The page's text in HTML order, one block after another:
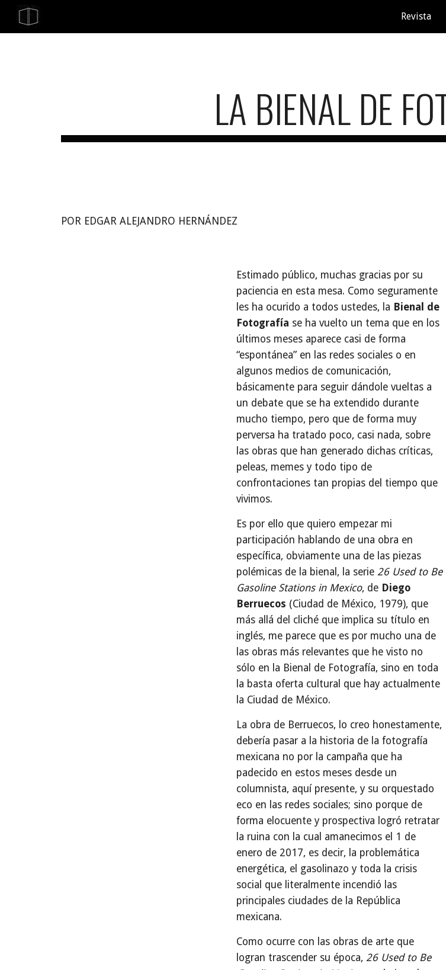
Revista
LA BIENAL DE
POR EDGAR ALEJANDRO HERNÁNDEZ
Estimado público, muchas gracias por su
paciencia en esta mesa. Como seguramente
les ha ocurido a todos ustedes, la Bienal de
Fotografía se ha vuelto un tema que en los
últimos meses aparece casi de forma
“espontánea” en las redes sociales o en
algunos medios de comunicación,
básicamente para seguir dándole vueltas a
un debate que se ha extendido durante
mucho tiempo, pero que de forma muy
perversa ha tratado poco, casi nada, sobre
las obras que han generado dichas críticas,
peleas, memes y todo tipo de
confrontaciones tan propias del tiempo que
vivimos.
Es por ello que quiero empezar mi
participación hablando de una obra en
específica, obviamente una de las piezas
polémicas de la bienal, la serie 26 Used to Be
Gasoline Stations in Mexico, de Diego
Berruecos (Ciudad de México, 1979), que
más allá del cliché que implica su título en
inglés, me parece que es por mucho una de
las obras más relevantes que he visto no
sólo en la Bienal de Fotografía, sino en toda
la basta oferta cultural que hay actualmente
la Ciudad de México.
La obra de Berruecos, lo creo honestamente,
debería pasar a la historia de la fotografía
mexicana no por la campaña que ha
padecido en estos meses desde un
columnista, aquí presente, y su orquestado
eco en las redes sociales; sino porque de
forma elocuente y prospectiva logró retratar
la ruina con la cual amanecimos el 1 de
enero de 2017, es decir, la problemática
energética, el gasolinazo y toda la crisis
social que literalmente incendió las
principales ciudades de la República
mexicana.
Como ocurre con las obras de arte que
logran trascender su época, 26 Used to Be